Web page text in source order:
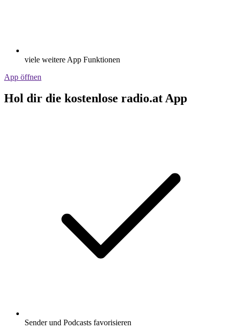
viele weitere App Funktionen
App öffnen
Hol dir die kostenlose radio.at App
Sender und Podcasts favorisieren